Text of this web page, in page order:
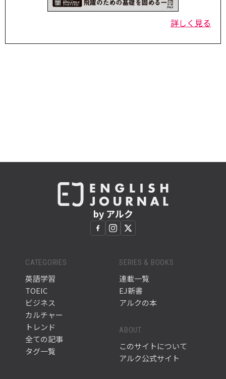
詳しく見る
by アルク
CATEGORIES
英語学習
TOEIC
ビジネス
カルチャー
トレンド
全ての記事
タグ一覧
SERIES & BOOKS
連載一覧
EJ新書
アルクの本
ABOUT
このサイトについて
アルク公式サイト